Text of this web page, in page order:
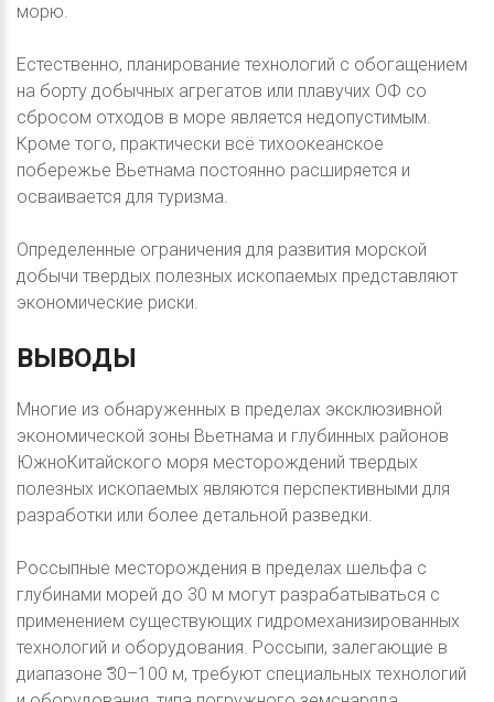
морю.
Естественно, планирование технологий с обогащением
на борту добычных агрегатов или плавучих ОФ со
сбросом отходов в море является недопустимым.
Кроме того, практически всё тихоокеанское
побережье Вьетнама постоянно расширяется и
осваивается для туризма.
Определенные ограничения для развития морской
добычи твердых полезных ископаемых представляют
экономические риски.
ВЫВОДЫ
Многие из обнаруженных в пределах эксклюзивной
экономической зоны Вьетнама и глубинных районов
ЮжноКитайского моря месторождений твердых
полезных ископаемых являются перспективными для
разработки или более детальной разведки.
Россыпные месторождения в пределах шельфа с
глубинами морей до 30 м могут разрабатываться с
применением существующих гидромеханизированных
технологий и оборудования. Россыпи, залегающие в
диапазоне ̃30–100 м, требуют специальных технологий